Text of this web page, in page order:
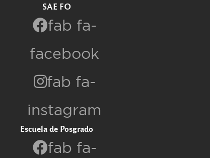
SAE FO
fab fa-
facebook
fab fa-
instagram
Escuela de Posgrado
fab fa-